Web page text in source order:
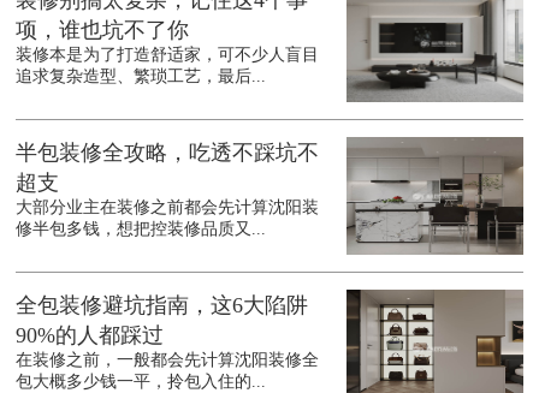
项，谁也坑不了你
装修本是为了打造舒适家，可不少人盲目
追求复杂造型、繁琐工艺，最后...
半包装修全攻略，吃透不踩坑不
超支
大部分业主在装修之前都会先计算沈阳装
修半包多钱，想把控装修品质又...
全包装修避坑指南，这6大陷阱
90%的人都踩过
在装修之前，一般都会先计算沈阳装修全
包大概多少钱一平，拎包入住的...